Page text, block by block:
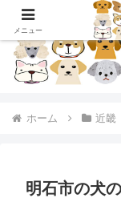
ホーム 近畿
明石市の犬
メニュー